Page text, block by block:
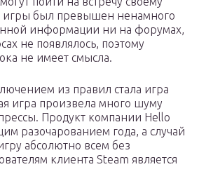
игры был превышен ненамного
информации ни на форумах,
не появлялось, поэтому
не имеет смысла.
из правил стала игра
игра произвела много шуму
Продукт компании Hello
разочарованием года, а случай
абсолютно всем без
клиента Steam является